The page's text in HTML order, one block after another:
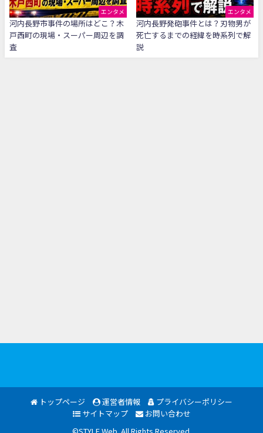
エンタメ
河内長野市事件の場所はどこ？木
戸西町の現場・スーパー周辺を調
査
エンタメ
河内長野発砲事件とは？刃物男が
死亡するまでの経緯を時系列で解
説
トップページ 運営者情報
プライバシーポリシー
サイトマップ
お問い合わせ